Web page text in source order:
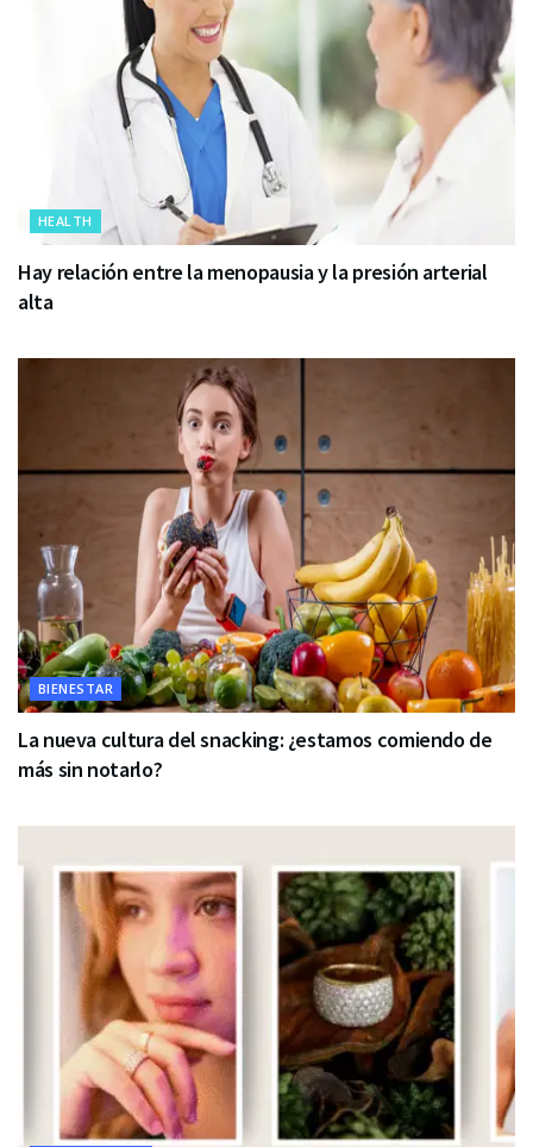
HEALTH
Hay relación entre la menopausia y la presión arterial
alta
BIENESTAR
La nueva cultura del snacking: ¿estamos comiendo de
más sin notarlo?